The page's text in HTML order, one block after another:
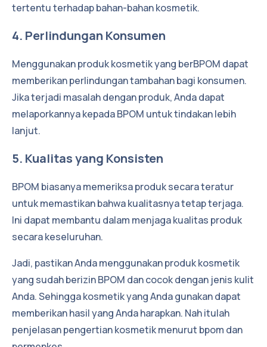
tertentu terhadap bahan-bahan kosmetik.
4. Perlindungan Konsumen
Menggunakan produk kosmetik yang berBPOM dapat
memberikan perlindungan tambahan bagi konsumen.
Jika terjadi masalah dengan produk, Anda dapat
melaporkannya kepada BPOM untuk tindakan lebih
lanjut.
5. Kualitas yang Konsisten
BPOM biasanya memeriksa produk secara teratur
untuk memastikan bahwa kualitasnya tetap terjaga.
Ini dapat membantu dalam menjaga kualitas produk
secara keseluruhan.
Jadi, pastikan Anda menggunakan produk kosmetik
yang sudah berizin BPOM dan cocok dengan jenis kulit
Anda. Sehingga kosmetik yang Anda gunakan dapat
memberikan hasil yang Anda harapkan. Nah itulah
penjelasan pengertian kosmetik menurut bpom dan